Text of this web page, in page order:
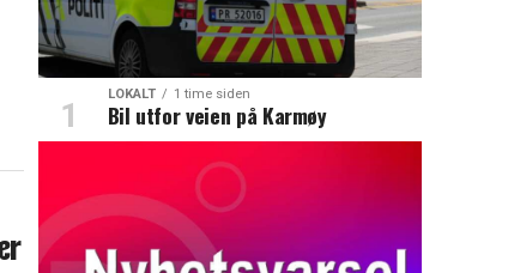
LOKALT 1 time siden
Bil utfor veien på Karmøy